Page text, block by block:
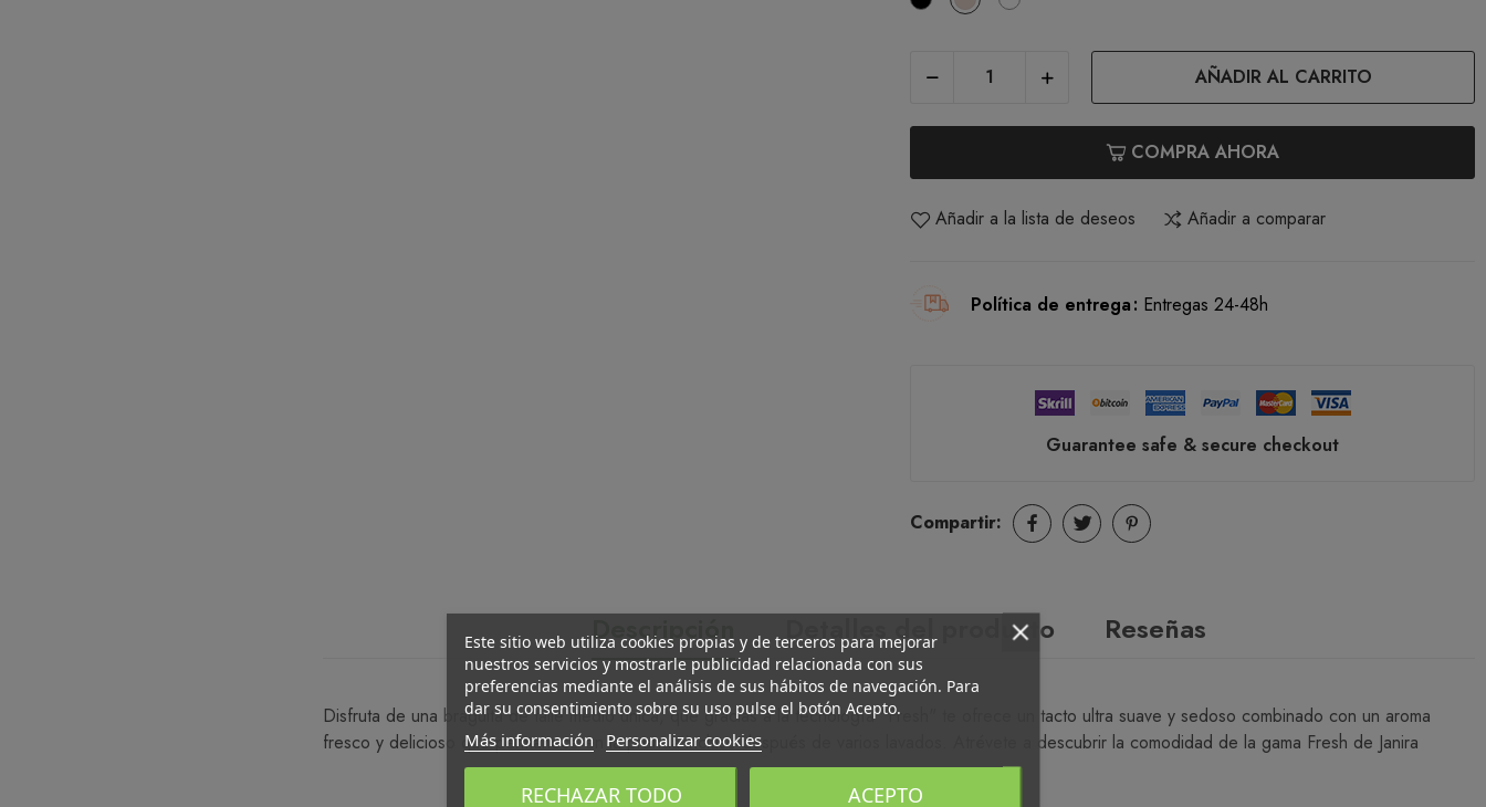
AÑADIR AL CARRITO
COMPRA AHORA
Añadir a la lista de deseos Añadir a comparar
Política de entrega Entregas 24-48h
Guarantee safe & secure checkout
Compartir:
Descripción Detalles del producto Reseñas
Disfruta de una braguita de talle medio única, que gracias a la tecnología "Fresh" te ofrece un tacto ultra suave y sedoso combinado con un aroma
fresco y delicioso que permanece en la prenda incluso después de varios lavados. Atrévete a descubrir la comodidad de la gama Fresh de Janira
Este sitio web utiliza cookies propias y de terceros para mejorar
nuestros servicios y mostrarle publicidad relacionada con sus
preferencias mediante el análisis de sus hábitos de navegación. Para
dar su consentimiento sobre su uso pulse el botón Acepto.
Más información Personalizar cookies
RECHAZAR TODO ACEPTO